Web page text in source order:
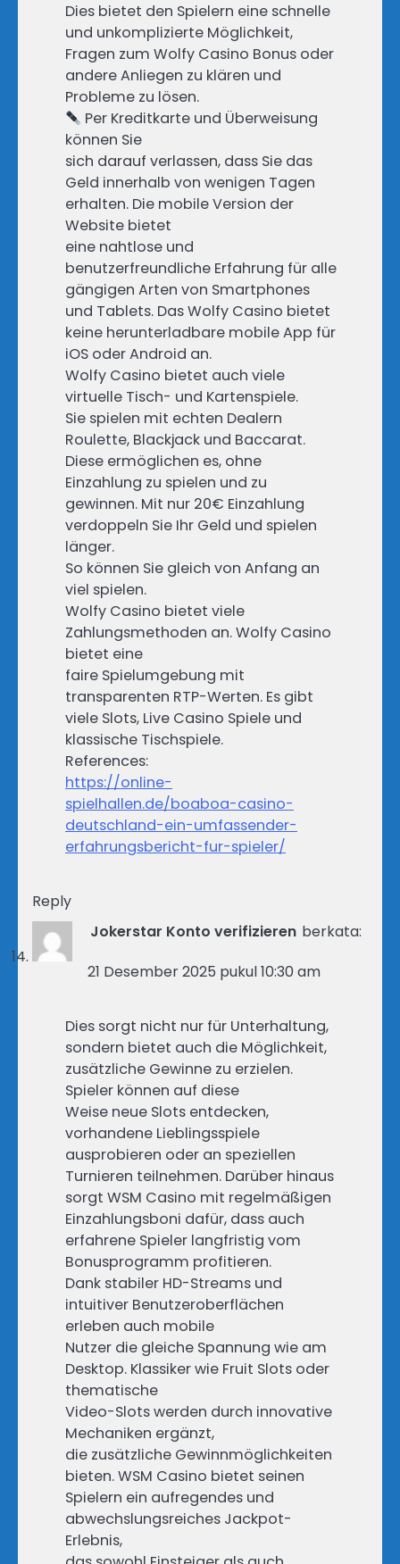
Dies bietet den Spielern eine schnelle
und unkomplizierte Möglichkeit,
Fragen zum Wolfy Casino Bonus oder
andere Anliegen zu klären und
Probleme zu lösen.
Per Kreditkarte und Überweisung
können Sie
sich darauf verlassen, dass Sie das
Geld innerhalb von wenigen Tagen
erhalten. Die mobile Version der
Website bietet
eine nahtlose und
benutzerfreundliche Erfahrung für alle
gängigen Arten von Smartphones
und Tablets. Das Wolfy Casino bietet
keine herunterladbare mobile App für
iOS oder Android an.
Wolfy Casino bietet auch viele
virtuelle Tisch- und Kartenspiele.
Sie spielen mit echten Dealern
Roulette, Blackjack und Baccarat.
Diese ermöglichen es, ohne
Einzahlung zu spielen und zu
gewinnen. Mit nur 20€ Einzahlung
verdoppeln Sie Ihr Geld und spielen
länger.
So können Sie gleich von Anfang an
viel spielen.
Wolfy Casino bietet viele
Zahlungsmethoden an. Wolfy Casino
bietet eine
faire Spielumgebung mit
transparenten RTP-Werten. Es gibt
viele Slots, Live Casino Spiele und
klassische Tischspiele.
References:
https://online-
spielhallen.de/boaboa-casino-
deutschland-ein-umfassender-
erfahrungsbericht-fur-spieler/
Reply
Jokerstar Konto verifizieren berkata:
21 Desember 2025 pukul 10:30 am
Dies sorgt nicht nur für Unterhaltung,
sondern bietet auch die Möglichkeit,
zusätzliche Gewinne zu erzielen.
Spieler können auf diese
Weise neue Slots entdecken,
vorhandene Lieblingsspiele
ausprobieren oder an speziellen
Turnieren teilnehmen. Darüber hinaus
sorgt WSM Casino mit regelmäßigen
Einzahlungsboni dafür, dass auch
erfahrene Spieler langfristig vom
Bonusprogramm profitieren.
Dank stabiler HD-Streams und
intuitiver Benutzeroberflächen
erleben auch mobile
Nutzer die gleiche Spannung wie am
Desktop. Klassiker wie Fruit Slots oder
thematische
Video-Slots werden durch innovative
Mechaniken ergänzt,
die zusätzliche Gewinnmöglichkeiten
bieten. WSM Casino bietet seinen
Spielern ein aufregendes und
abwechslungsreiches Jackpot-
Erlebnis,